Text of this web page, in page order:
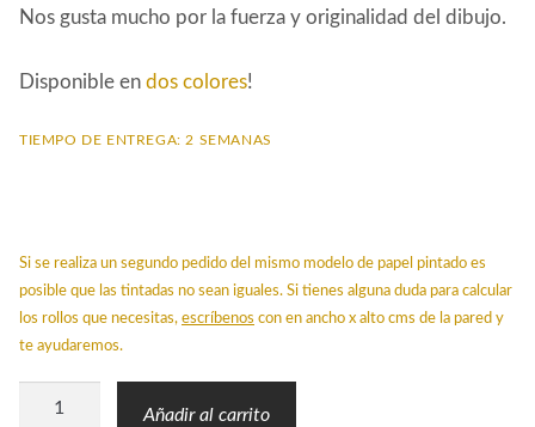
Nos gusta mucho por la fuerza y originalidad del dibujo.
Disponible en dos colores!
TIEMPO DE ENTREGA: 2 SEMANAS
Si se realiza un segundo pedido del mismo modelo de papel pintado es
posible que las tintadas no sean iguales. Si tienes alguna duda para calcular
los rollos que necesitas, escríbenos con en ancho x alto cms de la pared y
te ayudaremos.
Papel
Añadir al carrito